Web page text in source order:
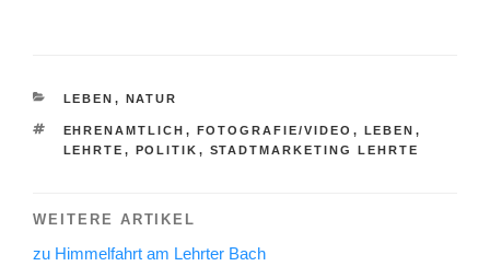
KATEGORIEN
LEBEN , NATUR
SCHLAGWÖRTER
EHRENAMTLICH , FOTOGRAFIE/VIDEO , LEBEN ,
LEHRTE , POLITIK , STADTMARKETING LEHRTE
WEITERE ARTIKEL
zu Himmelfahrt am Lehrter Bach